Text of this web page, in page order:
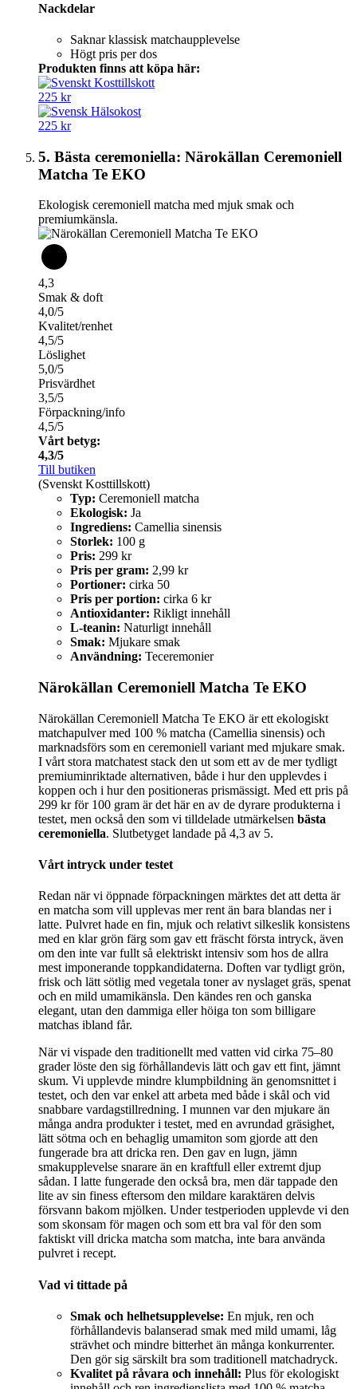
Nackdelar
Saknar klassisk matchaupplevelse
Högt pris per dos
Produkten finns att köpa här:
225 kr
225 kr
5. Bästa ceremoniella: Närokällan Ceremoniell
Matcha Te EKO
Ekologisk ceremoniell matcha med mjuk smak och
premiumkänsla.
4,3
Smak & doft
4,0/5
Kvalitet/renhet
4,5/5
Löslighet
5,0/5
Prisvärdhet
3,5/5
Förpackning/info
4,5/5
Vårt betyg:
4,3/5
Till butiken
(Svenskt Kosttillskott)
Typ: Ceremoniell matcha
Ekologisk: Ja
Ingrediens: Camellia sinensis
Storlek: 100 g
Pris: 299 kr
Pris per gram: 2,99 kr
Portioner: cirka 50
Pris per portion: cirka 6 kr
Antioxidanter: Rikligt innehåll
L-teanin: Naturligt innehåll
Smak: Mjukare smak
Användning: Teceremonier
Närokällan Ceremoniell Matcha Te EKO
Närokällan Ceremoniell Matcha Te EKO är ett ekologiskt
matchapulver med 100 % matcha (Camellia sinensis) och
marknadsförs som en ceremoniell variant med mjukare smak.
I vårt stora matchatest stack den ut som ett av de mer tydligt
premiuminriktade alternativen, både i hur den upplevdes i
koppen och i hur den positioneras prismässigt. Med ett pris på
299 kr för 100 gram är det här en av de dyrare produkterna i
testet, men också den som vi tilldelade utmärkelsen bästa
ceremoniella. Slutbetyget landade på 4,3 av 5.
Vårt intryck under testet
Redan när vi öppnade förpackningen märktes det att detta är
en matcha som vill upplevas mer rent än bara blandas ner i
latte. Pulvret hade en fin, mjuk och relativt silkeslik konsistens
med en klar grön färg som gav ett fräscht första intryck, även
om den inte var fullt så elektriskt intensiv som hos de allra
mest imponerande toppkandidaterna. Doften var tydligt grön,
frisk och lätt sötlig med vegetala toner av nyslaget gräs, spenat
och en mild umamikänsla. Den kändes ren och ganska
elegant, utan den dammiga eller höiga ton som billigare
matchas ibland får.
När vi vispade den traditionellt med vatten vid cirka 75–80
grader löste den sig förhållandevis lätt och gav ett fint, jämnt
skum. Vi upplevde mindre klumpbildning än genomsnittet i
testet, och den var enkel att arbeta med både i skål och vid
snabbare vardagstillredning. I munnen var den mjukare än
många andra produkter i testet, med en avrundad gräsighet,
lätt sötma och en behaglig umamiton som gjorde att den
fungerade bra att dricka ren. Den gav en lugn, jämn
smakupplevelse snarare än en kraftfull eller extremt djup
sådan. I latte fungerade den också bra, men där tappade den
lite av sin finess eftersom den mildare karaktären delvis
försvann bakom mjölken. Under testperioden upplevde vi den
som skonsam för magen och som ett bra val för den som
faktiskt vill dricka matcha som matcha, inte bara använda
pulvret i recept.
Vad vi tittade på
Smak och helhetsupplevelse: En mjuk, ren och
förhållandevis balanserad smak med mild umami, låg
strävhet och mindre bitterhet än många konkurrenter.
Den gör sig särskilt bra som traditionell matchadryck.
Kvalitet på råvara och innehåll: Plus för ekologiskt